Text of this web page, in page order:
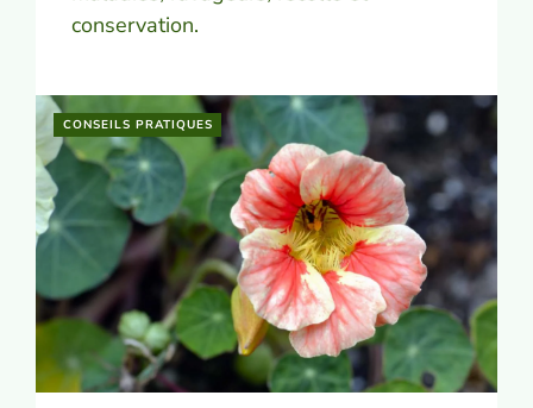
conservation.
CONSEILS PRATIQUES